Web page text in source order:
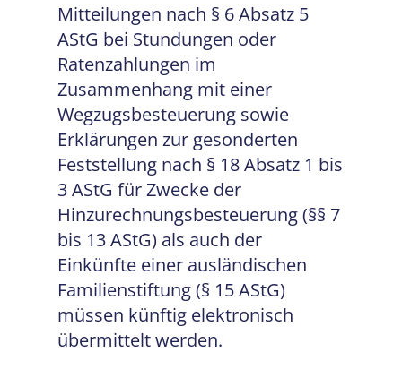
Mitteilungen nach § 6 Absatz 5
AStG bei Stundungen oder
Ratenzahlungen im
Zusammenhang mit einer
Wegzugsbesteuerung sowie
Erklärungen zur gesonderten
Feststellung nach § 18 Absatz 1 bis
3 AStG für Zwecke der
Hinzurechnungsbesteuerung (§§ 7
bis 13 AStG) als auch der
Einkünfte einer ausländischen
Familienstiftung (§ 15 AStG)
müssen künftig elektronisch
übermittelt werden.